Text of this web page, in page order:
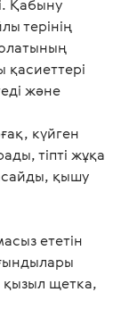
Қабыну
терінің
және
күйген
тіпті жұқа
қышу
ететін
қызыл щетка,